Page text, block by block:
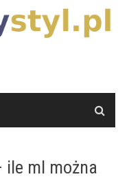
ile ml można